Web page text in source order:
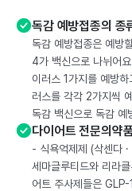
독감 예방접종의 종
독감 예방접종은 예방
4가 백신으로 나뉘어
이러스 1가지를 예방
러스를 각각 2가지씩
독감 백신으로 독감 예
다이어트 전문의약
- 식욕억제제 (삭센다 ·
세마글루티드와 리라
어트 주사제들은